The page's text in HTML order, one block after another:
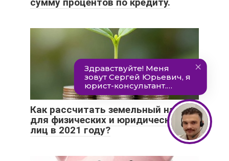
Как рассчитать земельный налог
для физических и юридических
лиц в 2021 году?